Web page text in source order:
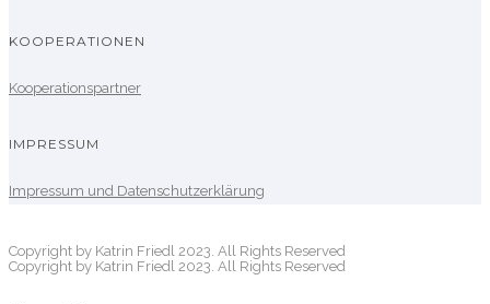
KOOPERATIONEN
Kooperationspartner
IMPRESSUM
Impressum und Datenschutzerklärung
Copyright by Katrin Friedl 2023. All Rights Reserved
Copyright by Katrin Friedl 2023. All Rights Reserved